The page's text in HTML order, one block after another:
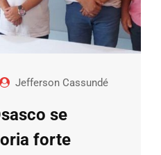
Jefferson Cassundé
se
forte